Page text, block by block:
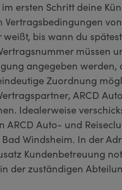
im ersten Schritt deine
Vertragsbedingungen
weißt, bis wann du
müssen
angegeben werden,
Zuordnung
ARCD
Idealerweise
ARCD Auto- und
Bad Windsheim. In der
Kundenbetreuung
der zuständigen